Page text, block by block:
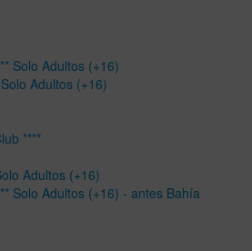
Solo Adultos (+16)
Adultos (+16)
****
Adultos (+16)
Solo Adultos (+16) - antes Bahía